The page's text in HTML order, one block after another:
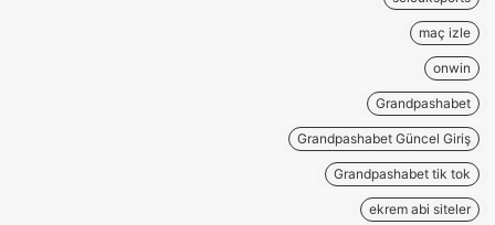
maç izle
onwin
Grandpashabet
Grandpashabet Güncel Giriş
Grandpashabet tik tok
ekrem abi siteler